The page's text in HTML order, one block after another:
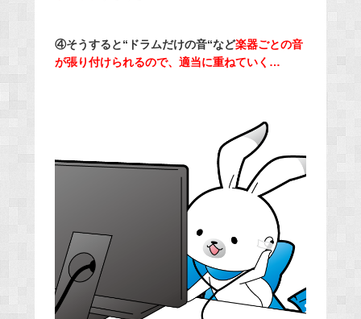
④そうすると“ドラムだけの音“など楽器ごとの音
が張り付けられるので、適当に重ねていく…